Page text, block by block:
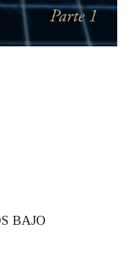
BAJO